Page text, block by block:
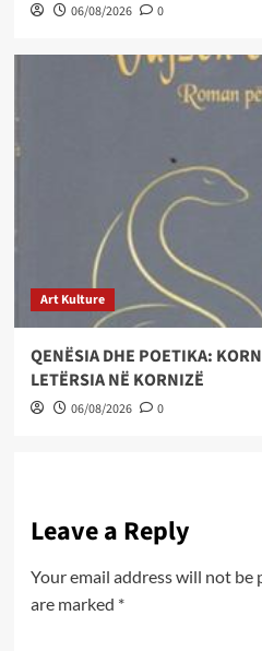
06/08/2026 0
Art Kulture
QENËSIA DHE POETIKA:
LETËRSIA NË KORNIZË
06/08/2026 0
Leave a Reply
Your email address will not be
are marked *